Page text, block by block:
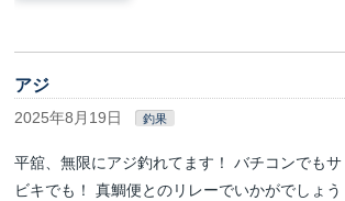
アジ
2025年8月19日 釣果
平舘、無限にアジ釣れてます！ バチコンでもサ
ビキでも！ 真鯛便とのリレーでいかがでしょう